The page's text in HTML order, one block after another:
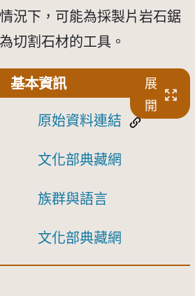
況下，可能為採製片岩石鋸
切割石材的工具。
基本資訊
展
開
原始資料連結
文化部典藏網
族群與語言
文化部典藏網